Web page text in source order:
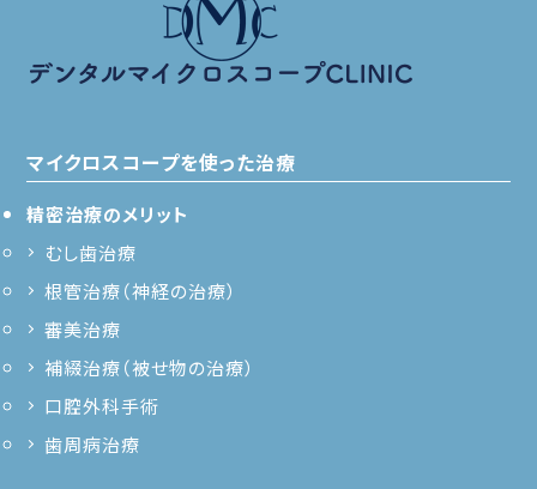
マイクロスコープを使った治療
精密治療のメリット
むし歯治療
根管治療（神経の治療）
審美治療
補綴治療（被せ物の治療）
口腔外科手術
歯周病治療